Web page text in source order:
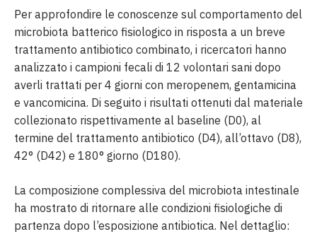
Per approfondire le conoscenze sul comportamento del
microbiota batterico fisiologico in risposta a un breve
trattamento antibiotico combinato, i ricercatori hanno
analizzato i campioni fecali di 12 volontari sani dopo
averli trattati per 4 giorni con meropenem, gentamicina
e vancomicina. Di seguito i risultati ottenuti dal materiale
collezionato rispettivamente al baseline (D0), al
termine del trattamento antibiotico (D4), all’ottavo (D8),
42° (D42) e 180° giorno (D180).
La composizione complessiva del microbiota intestinale
ha mostrato di ritornare alle condizioni fisiologiche di
partenza dopo l’esposizione antibiotica. Nel dettaglio: